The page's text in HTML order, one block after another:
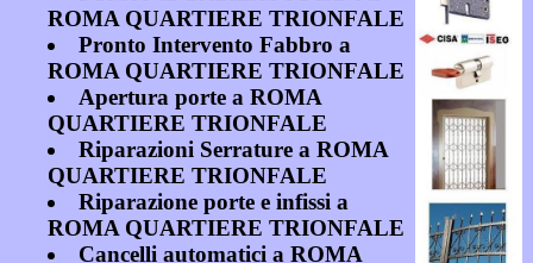
ROMA QUARTIERE TRIONFALE
Pronto Intervento Fabbro a
ROMA QUARTIERE TRIONFALE
Apertura porte a ROMA
QUARTIERE TRIONFALE
Riparazioni Serrature a ROMA
QUARTIERE TRIONFALE
Riparazione porte e infissi a
ROMA QUARTIERE TRIONFALE
Cancelli automatici a ROMA